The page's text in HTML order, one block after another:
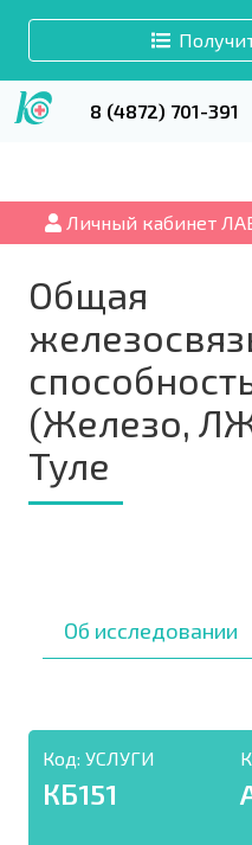
8 (4872) 701-391
Личный кабинет
Общая
(Железо,
Туле
Об исследовании
Код: УСЛУГИ
КБ151